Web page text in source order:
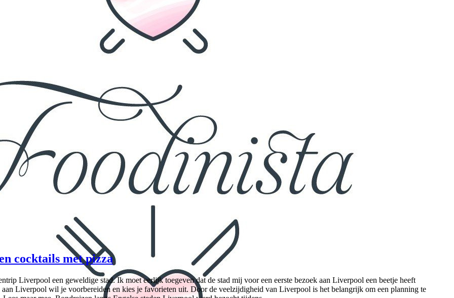
cocktails met pizza
Liverpool een geweldige stad. Ik moet eerlijk toegeven dat de stad mij voor een eerste bezoek aan Liverpool een beetje heeft
Liverpool wil je voorbereiden en kies je favorieten uit. Door de veelzijdigheid van Liverpool is het belangrijk om een planning te